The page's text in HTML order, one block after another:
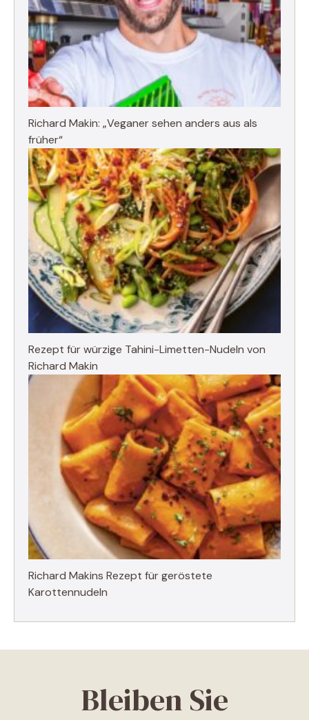
Richard Makin: „Veganer sehen anders aus als
früher“
Rezept für würzige Tahini-Limetten-Nudeln von
Richard Makin
Richard Makins Rezept für geröstete
Karottennudeln
Bleiben Sie